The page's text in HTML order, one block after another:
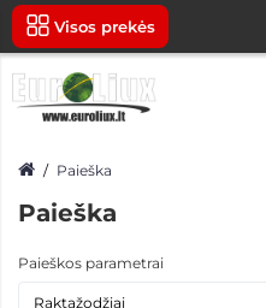
Visos prekės
Paieška
Paieška
Paieškos parametrai